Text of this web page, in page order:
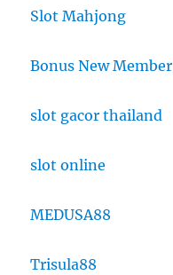
Slot Mahjong
Bonus New Member
slot gacor thailand
slot online
MEDUSA88
Trisula88